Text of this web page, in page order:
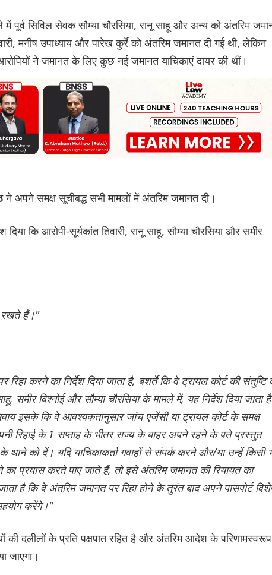
पूर्व सिविल सेवक सौम्या चौरसिया, रानू साहू और अन्य को अंतरिम
मनीष उपाध्याय और पारेख कुर्रे को अंतरिम जमानत दी गई थी, लेकिन
ने जमानत के लिए कुछ नई जमानत याचिकाएं दायर की थीं।
ने अपने समक्ष सूचीबद्ध सभी मामलों में अंतरिम जमानत दी।
कि आरोपी-सूर्यकांत तिवारी, रानू साहू, सौम्या चौरसिया और समीर
रखते हैं।"
करने का निर्देश दिया जाता है, बशर्ते कि वे ट्रायल कोर्ट की संतुष्टि
समीर विश्नोई और सौम्या चौरसिया के मामले में, यह निर्देश दिया जाता है
इसके कि वे आवश्यकतानुसार जांच एजेंसी या ट्रायल कोर्ट के समक्ष
रिहाई के 1 सप्ताह के भीतर राज्य के बाहर अपने रहने के पते प्रस्तुत
को दें। यदि याचिकाकर्ता गवाहों से संपर्क करने और/या उन्हें किसी
प्रयास करते पाए जाते हैं, तो इसे अंतरिम जमानत की रियायत का
है कि वे अंतरिम जमानत पर रिहा होने के तुरंत बाद अपने पासपोर्ट
करेंगे।"
की दलीलों के प्रति पक्षपात रहित है और अंतरिम आदेश के परिणामस्वरूप
जाएगा।